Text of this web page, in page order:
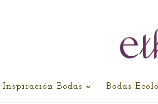
Inspiración Bodas Bodas